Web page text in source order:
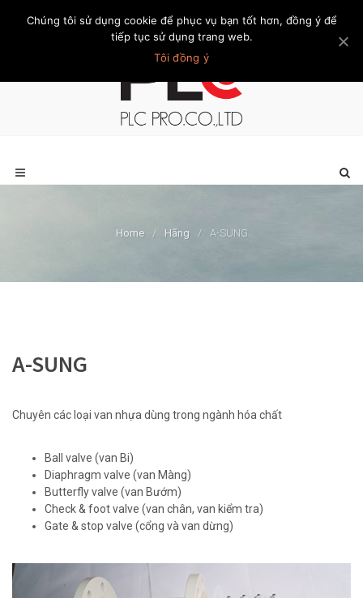
Trang chủ Giới thiệu Khách hàng Liên hệ Thành viên
Home / Hãng / A-SUNG
A-SUNG
Chuyên các loại van nhựa dùng trong ngành hóa chất
Ball valve (van Bi)
Diaphragm valve (van Màng)
Butterfly valve (van Bướm)
Check & foot valve (van chân, van kiểm tra)
Gate & stop valve (cổng và van dừng)
Chúng tôi sử dụng cookie để phục vụ bạn tốt hơn, đồng ý để
tiếp tục sử dụng trang web.
Tôi đồng ý